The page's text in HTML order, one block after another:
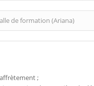
de formation (Ariana)
;